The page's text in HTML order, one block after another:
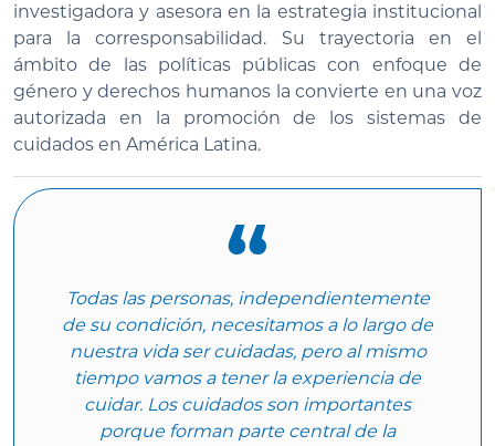
investigadora y asesora en la estrategia institucional
para la corresponsabilidad. Su trayectoria en el
ámbito de las políticas públicas con enfoque de
género y derechos humanos la convierte en una voz
autorizada en la promoción de los sistemas de
cuidados en América Latina.
Todas las personas, independientemente
de su condición, necesitamos a lo largo de
nuestra vida ser cuidadas, pero al mismo
tiempo vamos a tener la experiencia de
cuidar. Los cuidados son importantes
porque forman parte central de la